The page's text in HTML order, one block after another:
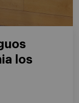
los